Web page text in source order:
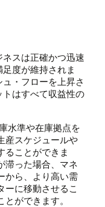
スは正確かつ迅速
度が維持されま
・フローを上昇さ
はすべて収益性の
水準や在庫拠点を
産スケジュールや
ることができま
滞った場合、マネ
から、より高い需
ーに移動させるこ
ができます。